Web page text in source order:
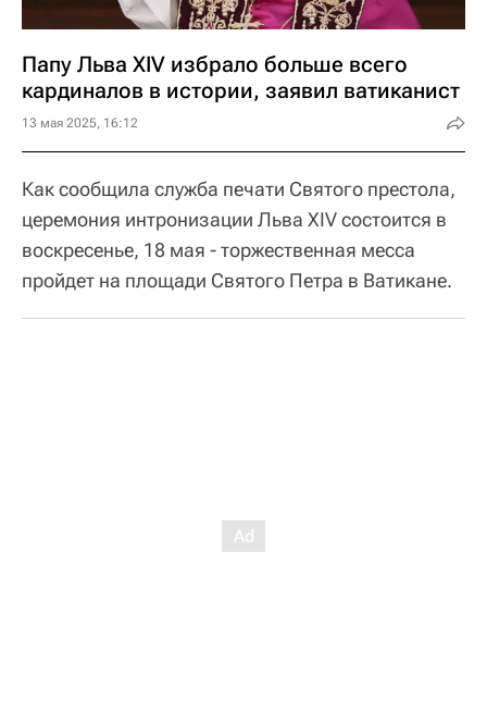
Папу Льва XIV избрало больше всего
кардиналов в истории, заявил ватиканист
13 мая 2025, 16:12
Как сообщила служба печати Святого престола,
церемония интронизации Льва XIV состоится в
воскресенье, 18 мая - торжественная месса
пройдет на площади Святого Петра в Ватикане.